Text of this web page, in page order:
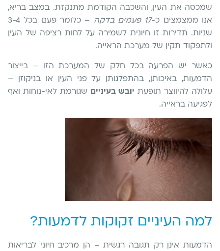
שמכסה את העין, והשכבה הקודמת מתנקזת. במצב בריא,
אנו ממצמצים כ-17 פעמים בדקה
– כלומר פעם בכל 3-4
שניות. תדירות זו חיונית לשמירה על לחות רציפה של העין
ולתפקוד תקין של מערכת הראייה.
כאשר יש הפרעה בכל חלק של המערכת הזו – בייצור
הדמעות, באיכותן, בהתפלגותן על פני העין או בניקוזן –
עלולה להיווצר תופעת יובש בעיניים
שגורמת לאי-נוחות ואף
לפגיעה בראייה.
למה העיניים זקוקות לדמעות?
הדמעות אינן רק תגובה רגשית – הן מרכיב חיוני לבריאות